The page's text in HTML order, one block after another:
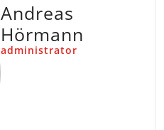
Andreas
Hörmann
administrator